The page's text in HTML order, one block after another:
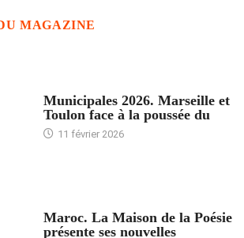
MAGAZINE
Municipales 2026. Marseille et
Toulon face à la poussée du
11 février 2026
Maroc. La Maison de la Poésie
présente ses nouvelles